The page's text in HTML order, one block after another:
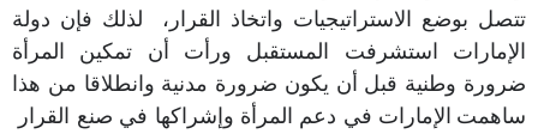
تتصل بوضع الاستراتيجيات واتخاذ القرار، لذلك فإن دولة
الإمارات استشرفت المستقبل ورأت أن تمكين المرأة
ضرورة وطنية قبل أن يكون ضرورة مدنية وانطلاقا من هذا
ساهمت الإمارات في دعم المرأة وإشراكها في صنع القرار